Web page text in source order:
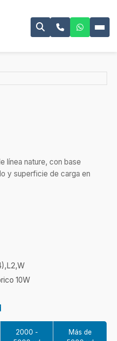
línea nature, con base
y superficie de carga en
10W
2000 -
Más de